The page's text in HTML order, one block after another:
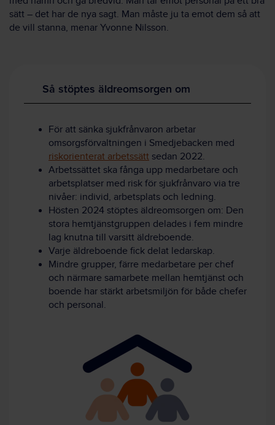
sätt – det har de nya sagt. Man måste ju ta emot dem så att
de vill stanna, menar Yvonne Nilsson.
Så stöptes äldreomsorgen om
För att sänka sjukfrånvaron arbetar
omsorgsförvaltningen i Smedjebacken med
riskorienterat arbetssätt sedan 2022.
Arbetssättet ska fånga upp medarbetare och
arbetsplatser med risk för sjukfrånvaro via tre
nivåer: individ, arbetsplats och ledning.
Hösten 2024 stöptes äldreomsorgen om: Den
stora hemtjänstgruppen delades i fem mindre
lag knutna till varsitt äldreboende.
Varje äldreboende fick delat ledarskap.
Mindre grupper, färre medarbetare per chef
och närmare samarbete mellan hemtjänst och
boende har stärkt arbetsmiljön för både chefer
och personal.